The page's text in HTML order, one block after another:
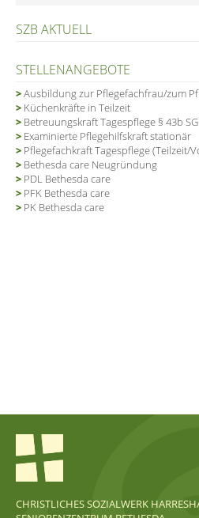
SZB AKTUELL
STELLENANGEBOTE
Ausbildung zur Pflegefachfrau/zum
Küchenkräfte in Teilzeit
Betreuungskraft Tagespflege § 43b
Examinierte Pflegehilfskraft stationär
Pflegefachkraft Tagespflege (Teilzeit/
Bethesda care Neugründung
PDL Bethesda care
PFK Bethesda care
PK Bethesda care
CHRISTLICHES SOZIALWERK